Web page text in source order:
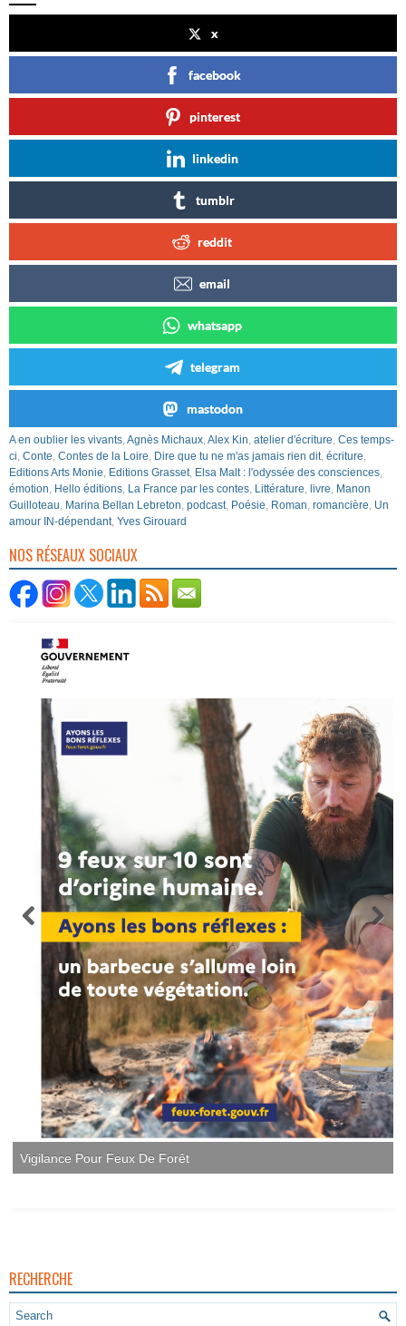
x
facebook
pinterest
linkedin
tumblr
reddit
email
whatsapp
telegram
mastodon
A en oublier les vivants,Agnès Michaux,Alex Kin, atelier d'écriture, Ces temps-
ci, Conte, Contes de la Loire, Dire que tu ne m'as jamais rien dit, écriture,
Editions Arts Monie, Editions Grasset, Elsa Malt : l'odyssée des consciences,
émotion, Hello éditions, La France par les contes, Littérature, livre, Manon
Guilloteau, Marina Bellan Lebreton, podcast, Poésie, Roman, romancière, Un
amour IN-dépendant, Yves Girouard
NOS RÉSEAUX SOCIAUX
RECHERCHE